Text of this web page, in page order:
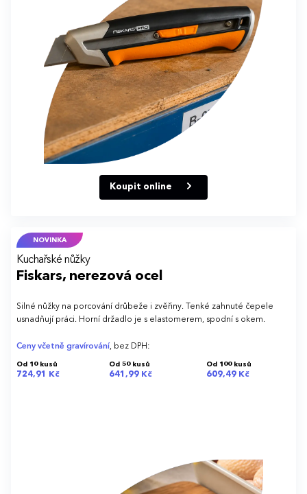
Koupit online
NOVINKA
Kuchařské nůžky
Fiskars, nerezová ocel
Silné nůžky na porcování drůbeže i zvěřiny. Tenké zahnuté čepele
usnadňují práci. Horní držadlo je s elastomerem, spodní s okem.
Ceny včetně gravírování, bez DPH:
Od 10 kusů
724,91 Kč
Od 50 kusů
641,99 Kč
Od 100 kusů
609,49 Kč